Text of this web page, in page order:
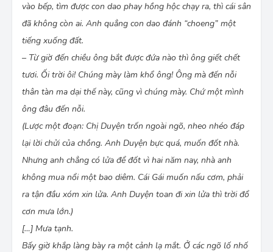
vào bếp, tìm được con dao phay hồng hộc chạy ra, thì cái sân
đã không còn ai. Anh quẳng con dao đánh “choeng” một
tiếng xuống đất.
– Từ giờ đến chiều ông bắt được đứa nào thì ông giết chết
tươi. Ối trời ôi! Chúng mày làm khổ ông! Ông mà đến nỗi
thân tàn ma dại thế này, cũng vì chúng mày. Chứ một mình
ông đâu đến nỗi.
(Lược một đoạn: Chị Duyện trốn ngoài ngõ, nheo nhéo đáp
lại lời chửi của chồng. Anh Duyện bực quá, muốn đốt nhà.
Nhưng anh chẳng có lửa để đốt vì hai năm nay, nhà anh
không mua nổi một bao diêm. Cái Gái muốn nấu cơm, phải
ra tận đầu xóm xin lửa. Anh Duyện toan đi xin lửa thì trời đổ
cơn mưa lớn.)
[…] Mưa tạnh.
Bấy giờ khắp làng bày ra một cảnh lạ mắt. Ở các ngõ lố nhố